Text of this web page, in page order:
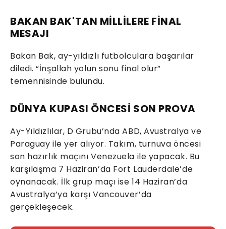
BAKAN BAK'TAN MİLLİLERE FİNAL
MESAJI
Bakan Bak, ay-yıldızlı futbolculara başarılar
diledi. “İnşallah yolun sonu final olur”
temennisinde bulundu.
DÜNYA KUPASI ÖNCESİ SON PROVA
Ay-Yıldızlılar, D Grubu’nda ABD, Avustralya ve
Paraguay ile yer alıyor. Takım, turnuva öncesi
son hazırlık maçını Venezuela ile yapacak. Bu
karşılaşma 7 Haziran’da Fort Lauderdale’de
oynanacak. İlk grup maçı ise 14 Haziran’da
Avustralya’ya karşı Vancouver’da
gerçekleşecek.